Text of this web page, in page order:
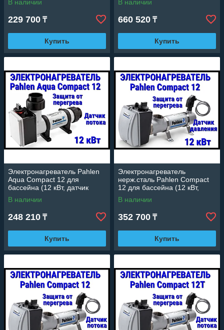
перегрева)
В наличии
229 700 ₸
Купить
В наличии
660 520 ₸
Купить
Электронагреватель Pahlen
Aqua Compact 12 для
бассейна (12 кВт, датчик
потока, защита от перегрева)
В наличии
248 210 ₸
Купить
Электронагреватель
нерж.сталь Pahlen Compact
12 для бассейна (12 кВт,
датчик давления, защита от
перегрева)
В наличии
352 700 ₸
Купить